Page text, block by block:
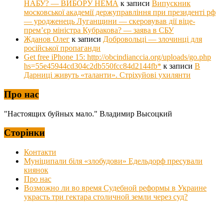
НАБУ? — ВИБОРУ НЕМА к записи Випускник
московської академії держуправління при президенті рф
— уродженець Луганщини — скеровував дії віце-
прем’єр міністра Кубракова? — заява в СБУ
Жданов Олег к записи Добровольці — злочинці для
російської пропаганди
Get free iPhone 15: http://obcindianccia.org/uploads/go.php
hs=55e45944cd304c2db550fcc84d2144fb* к записи В
Дарниці живуть «таланти». Стріхуйові ухилянти
Про нас
"Настоящих буйных мало." Владимир Высоцкий
Сторінки
Контакти
Муніципали біля «злобудови» Едельдорф пресували
киянок
Про нас
Возможно ли во время Судебной реформы в Украине
украсть три гектара столичной земли через суд?